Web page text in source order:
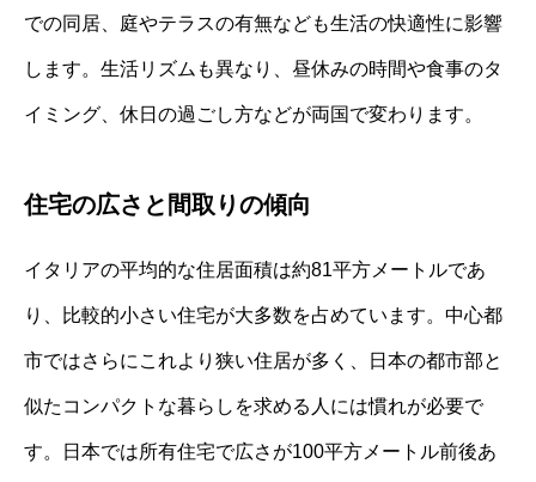
での同居、庭やテラスの有無なども生活の快適性に影響
します。生活リズムも異なり、昼休みの時間や食事のタ
イミング、休日の過ごし方などが両国で変わります。
住宅の広さと間取りの傾向
イタリアの平均的な住居面積は約81平方メートルであ
り、比較的小さい住宅が大多数を占めています。中心都
市ではさらにこれより狭い住居が多く、日本の都市部と
似たコンパクトな暮らしを求める人には慣れが必要で
す。日本では所有住宅で広さが100平方メートル前後あ